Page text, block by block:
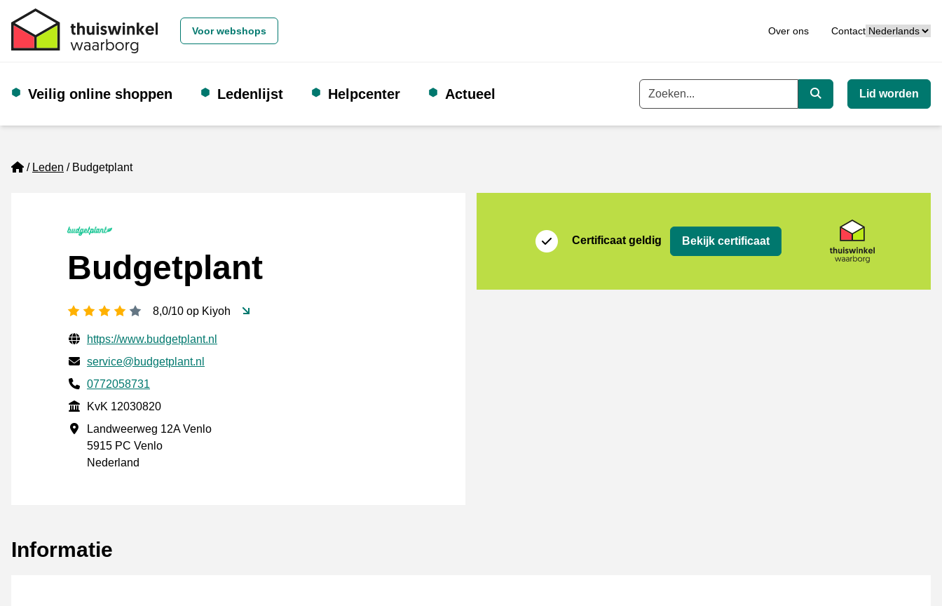
Voor webshops Over ons ContactTaal
Veilig online shoppen Ledenlijst Helpcenter Actueel Trefwoord
Zoeken
Lid worden
Home
Leden Budgetplant
Budgetplant
4 sterren
8,0/10 op Kiyoh
Gecontroleerde contactgegevens
Website URL
https://www.budgetplant.nl
E-mail
service@budgetplant.nl
Telefoonnummer
0772058731
KvK
KvK 12030820
Vestigingsadres
Landweerweg 12A Venlo
5915 PC Venlo
Nederland
Certificaat geldig Bekijk certificaat
Informatie